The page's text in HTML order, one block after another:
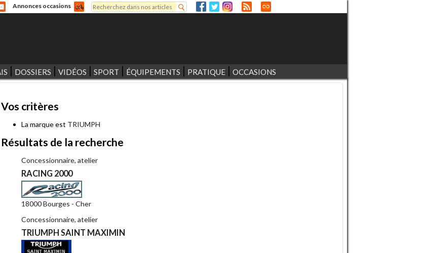
Annonces occasions
Formulaire de recherche
Rechercher
DOSSIERS VIDÉOS SPORT ÉQUIPEMENTS PRATIQUE OCCASIONS
Vos critères
La marque est TRIUMPH
Résultats de la recherche
Concessionnaire, atelier
RACING 2000
18000 Bourges - Cher
Concessionnaire, atelier
TRIUMPH SAINT MAXIMIN